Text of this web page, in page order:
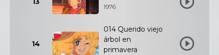
1976
14
014 Querido viejo
árbol en
primavera